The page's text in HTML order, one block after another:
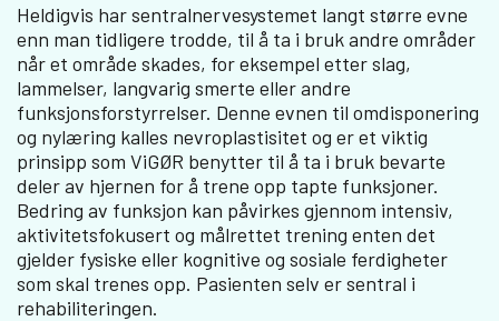
Heldigvis har sentralnervesystemet langt større evne
enn man tidligere trodde, til å ta i bruk andre områder
når et område skades, for eksempel etter slag,
lammelser, langvarig smerte eller andre
funksjonsforstyrrelser. Denne evnen til omdisponering
og nylæring kalles nevroplastisitet og er et viktig
prinsipp som ViGØR benytter til å ta i bruk bevarte
deler av hjernen for å trene opp tapte funksjoner.
Bedring av funksjon kan påvirkes gjennom intensiv,
aktivitetsfokusert og målrettet trening enten det
gjelder fysiske eller kognitive og sosiale ferdigheter
som skal trenes opp. Pasienten selv er sentral i
rehabiliteringen.